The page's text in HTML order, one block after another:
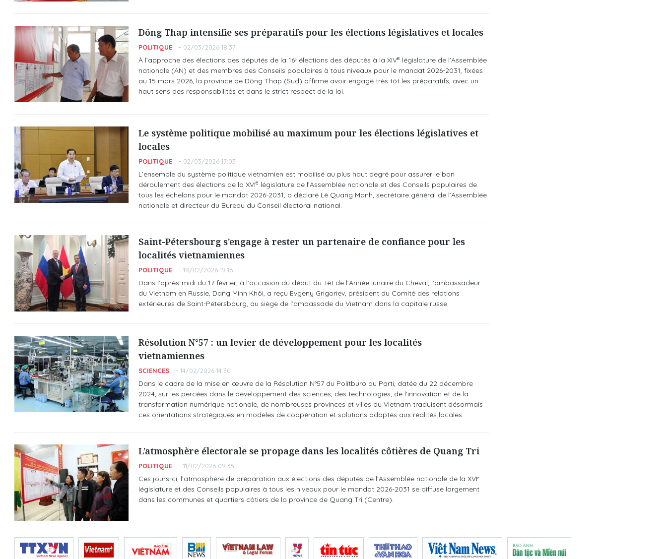
Dông Thap intensifie ses préparatifs pour les élections législatives et locales
POLITIQUE 02/03/2026 18:37
À l’approche des élections des députés de la 16ᵉ élections des députés à la XIVe législature de l'Assemblée
nationale (AN) et des membres des Conseils populaires à tous niveaux pour le mandat 2026-2031, fixées
au 15 mars 2026, la province de Dông Thap (Sud) affirme avoir engagé très tôt les préparatifs, avec un
haut sens des responsabilités et dans le strict respect de la loi.
Le système politique mobilisé au maximum pour les élections législatives et
locales
POLITIQUE 02/03/2026 17:03
L’ensemble du système politique vietnamien est mobilisé au plus haut degré pour assurer le bon
déroulement des élections de la XVIe législature de l’Assemblée nationale et des Conseils populaires de
tous les échelons pour le mandat 2026-2031, a déclaré Lê Quang Manh, secrétaire général de l’Assemblée
nationale et directeur du Bureau du Conseil électoral national.
Saint-Pétersbourg s’engage à rester un partenaire de confiance pour les
localités vietnamiennes
POLITIQUE 18/02/2026 19:16
Dans l’après-midi du 17 février, à l’occasion du début du Têt de l’Année lunaire du Cheval, l’ambassadeur
du Vietnam en Russie, Dang Minh Khôi, a reçu Evgeny Grigoriev, président du Comité des relations
extérieures de Saint-Pétersbourg, au siège de l’ambassade du Vietnam dans la capitale russe.
Résolution N°57 : un levier de développement pour les localités
vietnamiennes
SCIENCES 14/02/2026 14:30
Dans le cadre de la mise en œuvre de la Résolution N°57 du Politburo du Parti, datée du 22 décembre
2024, sur les percées dans le développement des sciences, des technologies, de l’innovation et de la
transformation numérique nationale, de nombreuses provinces et villes du Vietnam traduisent désormais
ces orientations stratégiques en modèles de coopération et solutions adaptés aux réalités locales.
L’atmosphère électorale se propage dans les localités côtières de Quang Tri
POLITIQUE 11/02/2026 09:35
Ces jours-ci, l’atmosphère de préparation aux élections des députés de l’Assemblée nationale de la XVIᵉ
législature et des Conseils populaires à tous les niveaux pour le mandat 2026-2031 se diffuse largement
dans les communes et quartiers côtiers de la province de Quang Tri (Centre).